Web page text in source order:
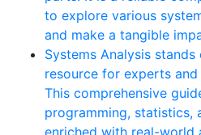
to explore various
and make a tangible
Systems Analysis
resource for experts
This comprehensive
programming, statistics,
enriched with real-world